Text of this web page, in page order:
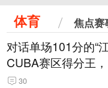
体育 焦点赛
对话单场101分的“
CUBA赛区得分王
A选秀
30